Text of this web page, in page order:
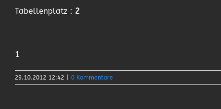
Tabellenplatz : 2
1
29.10.2012 12:42 0 Kommentare